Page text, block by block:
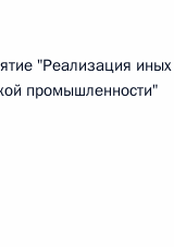
"Реализация
промышленности"